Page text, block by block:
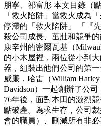
朋寧、祁富彤 本文目錄（
「救火陷阱」當救火成為
停滯的「救火陷阱」 「『
殺公司成長、茁壯和競爭
康辛州的密爾瓦基（
的小木屋裡，兩位從小到
器，組裝出他們公司的第
威廉．哈雷（William
Davidson）一起創辦了公
76年後，面對本田的激烈
點破產。為求生存，公司
會的職員）、刪減所有非